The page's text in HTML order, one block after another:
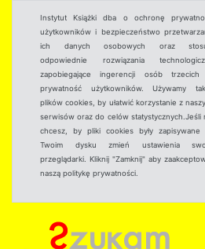
Instytut Książki dba o ochronę
użytkowników i bezpieczeństwo
ich danych osobowych oraz
odpowiednie rozwiązania
zapobiegające ingerencji osób
prywatność użytkowników. Używamy
plików cookies, by ułatwić korzystanie z
serwisów oraz do celów statystycznych.Jeśli
chcesz, by pliki cookies były zapisywane
Twoim dysku zmień ustawienia
przeglądarki. Kliknij "Zamknij" aby
naszą politykę prywatności.